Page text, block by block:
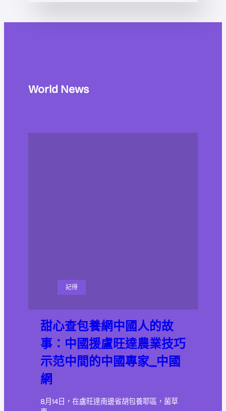
World News
記得
甜心查包養網中國人的故
事：中國援盧旺達農業技巧
示范中間的中國專家_中國
網
8月14日，在盧旺達南邊省胡包養耶區，菌草